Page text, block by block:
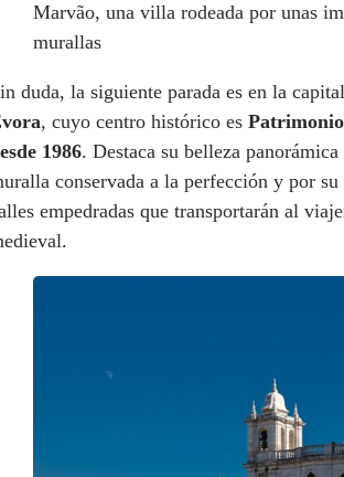
Marvão, una villa rodeada por unas
murallas
duda, la siguiente parada es en la
, cuyo centro histórico es
1986. Destaca su belleza
conservada a la perfección y por
empedradas que transportarán al